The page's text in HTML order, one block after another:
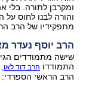
ומקרבן לתורה. בלי
והורה לבנו לחוס על
מתפקידיו של הרב
הרב יוסף נעדר
שישה מתמודדים
התמודדו הרב דוד לאו,
הרב הראשי הספרדי: